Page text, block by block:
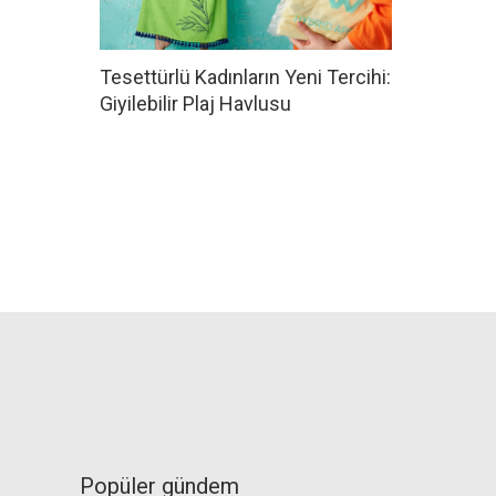
Tesettürlü Kadınların Yeni Tercihi:
Giyilebilir Plaj Havlusu
Popüler gündem